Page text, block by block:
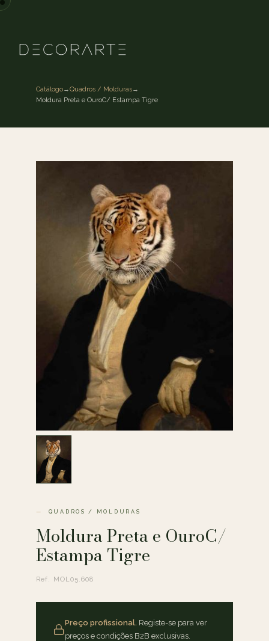
Catálogo→Quadros / Molduras→
Moldura Preta e OuroC/ Estampa Tigre
QUADROS / MOLDURAS
Moldura Preta e OuroC/
Estampa Tigre
Ref. MOL05.608
Preço profissional. Registe-se para ver
preços e condições B2B exclusivas.